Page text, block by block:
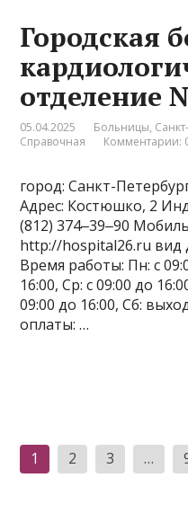
Городская
отделение
05.04.2025 Больницы,
Справочная
Комментарии:
город: Санкт-
Адрес: Костюшко, 2
(812) 374‒39‒90
http://hospital26.ru вид
Время работы: Пн: с
16:00, Ср: с 09:00 до
09:00 до 16:00, Сб:
оплаты: …
Пагинация
записей
1 2 3 …